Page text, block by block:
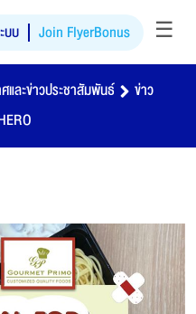
บบ Join FlyerBonus ☰
และข่าวประชาสัมพันธ์
ข่าว